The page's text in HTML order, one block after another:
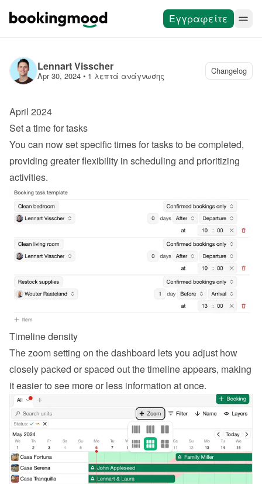
Εγγραφείτε
Lennart Visscher
Apr 30, 2024 • 1 λεπτά ανάγνωσης Changelog
April 2024
Set a time for tasks
You can now set specific times for tasks to be completed,
providing greater flexibility in scheduling and prioritizing
activities.
Timeline density
The zoom setting on the dashboard lets you adjust how
closely packed or spaced out the timeline appears, making
it easier to see more or less information at once.